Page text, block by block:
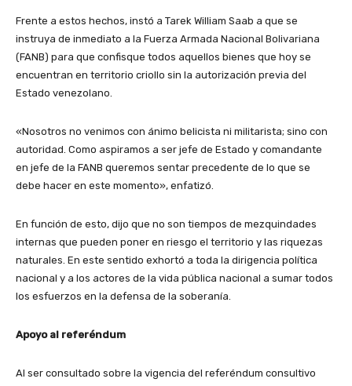
Frente a estos hechos, instó a Tarek William Saab a que se
instruya de inmediato a la Fuerza Armada Nacional Bolivariana
(FANB) para que confisque todos aquellos bienes que hoy se
encuentran en territorio criollo sin la autorización previa del
Estado venezolano.
«Nosotros no venimos con ánimo belicista ni militarista; sino con
autoridad. Como aspiramos a ser jefe de Estado y comandante
en jefe de la FANB queremos sentar precedente de lo que se
debe hacer en este momento», enfatizó.
En función de esto, dijo que no son tiempos de mezquindades
internas que pueden poner en riesgo el territorio y las riquezas
naturales. En este sentido exhortó a toda la dirigencia política
nacional y a los actores de la vida pública nacional a sumar todos
los esfuerzos en la defensa de la soberanía.
Apoyo al referéndum
Al ser consultado sobre la vigencia del referéndum consultivo